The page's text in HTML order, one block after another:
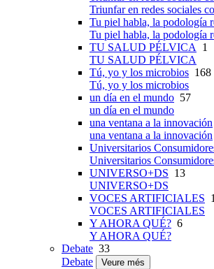
Triunfar en redes sociales
Tu piel habla, la podología
Tu piel habla, la podología
TU SALUD PÉLVICA 1
TU SALUD PÉLVICA
Tú, yo y los microbios 168
Tú, yo y los microbios
un día en el mundo 57
un día en el mundo
una ventana a la innovación
una ventana a la innovación
Universitarios
Universitarios
UNIVERSO+DS 13
UNIVERSO+DS
VOCES ARTIFICIALES
VOCES ARTIFICIALES
Y AHORA QUÉ? 6
Y AHORA QUÉ?
Debate 33
Debate
Veure més